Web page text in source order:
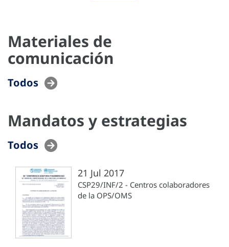
Materiales de
comunicación
Todos
Mandatos y estrategias
Todos
21 Jul 2017
CSP29/INF/2 - Centros colaboradores
de la OPS/OMS